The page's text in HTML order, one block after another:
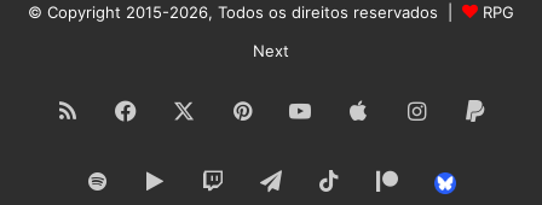
© Copyright 2015-2026, Todos os direitos reservados |
RPG
Next
RSS Facebook PinterestYouTubeAppleInstagram
SpotifyGoogle TwitchTelegramTikTokPatreon